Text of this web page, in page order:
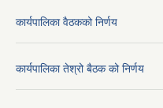
कार्यपालिका वैठकको निर्णय
कार्यपालिका तेश्रो बैठक को निर्णय